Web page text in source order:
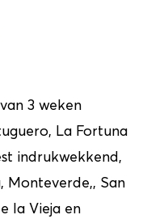
3 weken
La Fortuna
indrukwekkend,
Monteverde,, San
la Vieja en